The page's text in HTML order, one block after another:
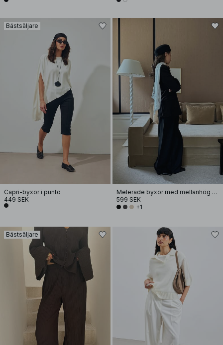
Bästsäljare
Capri-byxor i punto
449 SEK
Melerade byxor med mellanhög midja
599 SEK
+1
Bästsäljare